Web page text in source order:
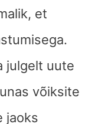
et
julgelt uute
võiksite
jaoks